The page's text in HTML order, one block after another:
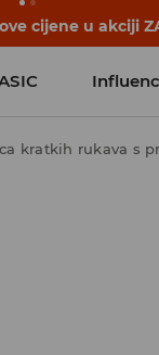
Započni
kratkih rukava s